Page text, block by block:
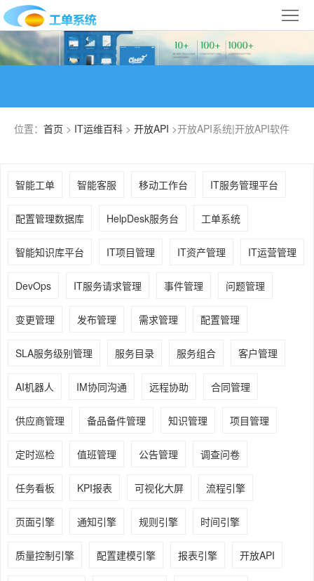
首
页
合
案
运
系
位置： 首页 > IT运维百科 > 开放API >开放API系统|开放API软件
智能工单 智能客服 移动工作台 IT服务管理平台
配置管理数据库 HelpDesk服务台 工单系统
智能知识库平台 IT项目管理 IT资产管理 IT运营管理
DevOps IT服务请求管理 事件管理 问题管理
变更管理 发布管理 需求管理 配置管理
SLA服务级别管理 服务目录 服务组合 客户管理
AI机器人 IM协同沟通 远程协助 合同管理
供应商管理 备品备件管理 知识管理 项目管理
定时巡检 值班管理 公告管理 调查问卷
任务看板 KPI报表 可视化大屏 流程引擎
页面引擎 通知引擎 规则引擎 时间引擎
质量控制引擎 配置建模引擎 报表引擎 开放API